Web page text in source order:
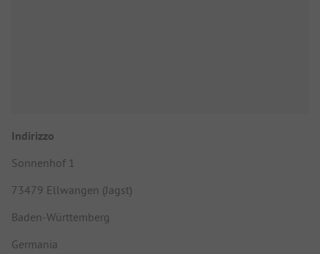
Indirizzo
Sonnenhof 1
73479 Ellwangen (Jagst)
Baden-Württemberg
Germania